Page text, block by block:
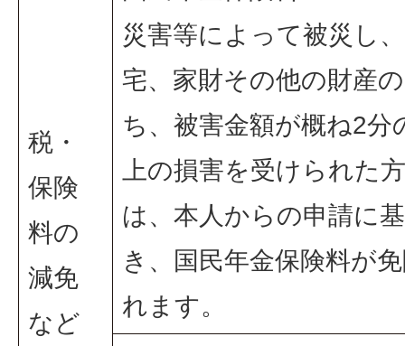
税・
保険
料の
減免
など
災害等によって被災し
宅、家財その他の財産
ち、被害金額が概ね2分
上の損害を受けられた
は、本人からの申請に
き、国民年金保険料が
れます。